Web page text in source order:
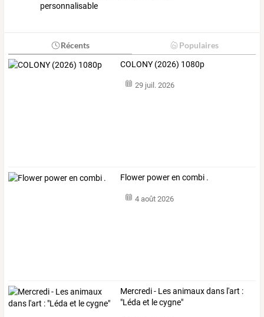
personnalisable
Récents Populaires
COLONY (2026) 1080p
29 juil. 2026
Flower power en combi .
4 août 2026
Mercredi - Les animaux dans l'art :
"Léda et le cygne"